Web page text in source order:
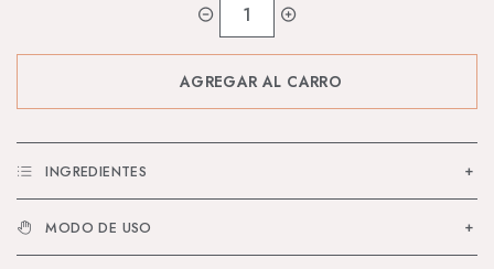
1
INGREDIENTES
MODO DE USO